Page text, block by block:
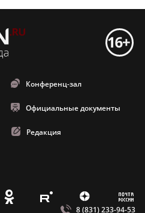
Конференц-зал
Официальные документы
Редакция
O E Z m
8 (831) 233-94-53